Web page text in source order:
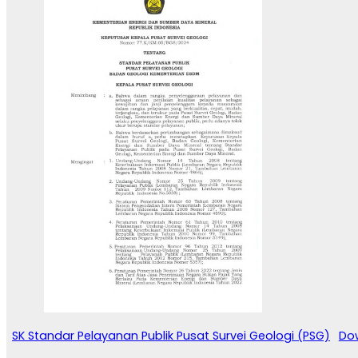
SK Standar Pelayanan Publik Pusat Survei Geologi (PSG)